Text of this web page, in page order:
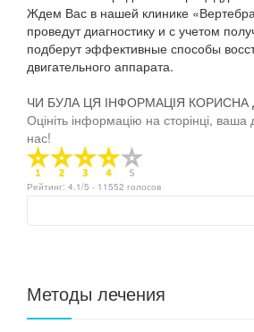
Ждем Вас в нашей клинике
проведут диагностику и с учетом
подберут эффективные способы
двигательного аппарата.
ЧИ БУЛА ЦЯ ІНФОРМАЦІЯ КОРИСНА
Оцініть інформацію на сторінці,
нас!
Рейтинг: 4.1/5 - 11552 голосов
Методы лечения